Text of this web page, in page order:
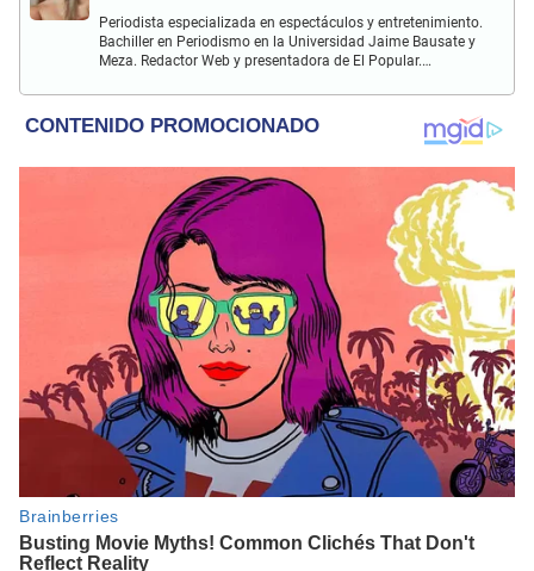
Periodista especializada en espectáculos y entretenimiento.
Bachiller en Periodismo en la Universidad Jaime Bausate y
Meza. Redactor Web y presentadora de El Popular.
y espectáculos internacional.